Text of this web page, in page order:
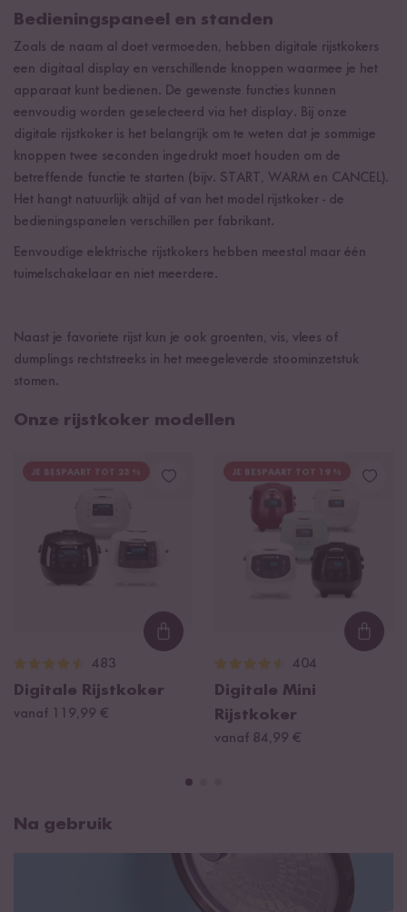
Bedieningspaneel en standen
Zoals de naam al doet vermoeden, hebben digitale rijstkokers
een digitaal display en verschillende knoppen waarmee je het
apparaat kunt bedienen. De gewenste functies kunnen
eenvoudig worden geselecteerd via het display. Bij onze
digitale rijstkoker is het belangrijk om te weten dat je sommige
knoppen twee seconden ingedrukt moet houden om de
betreffende functie te starten (bijv. START, WARM en CANCEL).
Het hangt natuurlijk altijd af van het model rijstkoker - de
bedieningspanelen verschillen per fabrikant.
Eenvoudige elektrische rijstkokers hebben meestal maar één
tuimelschakelaar en niet meerdere.
Naast je favoriete rijst kun je ook groenten, vis, vlees of
dumplings rechtstreeks in het meegeleverde stoominzetstuk
stomen.
Onze rijstkoker modellen
JE BESPAART TOT 23 %
Loading...
483
Digitale Rijstkoker
vanaf 119,99 €
JE BESPAART TOT 19 %
404
Digitale Mini
Rijstkoker
vanaf 84,99 €
Na gebruik